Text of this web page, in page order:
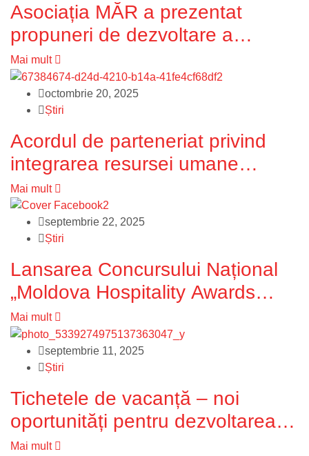
Asociația MĂR a prezentat
propuneri de dezvoltare a
industriei HoReCa în cadrul
ședinței de lucru cu noul Prim-
ministrul Alexandru Munteanu
Mai mult
octombrie 20, 2025
Știri
Acordul de parteneriat privind
integrarea resursei umane
calificate în industria HoReCa a
fost semnat între Asociația MĂR
și ANOFM
Mai mult
septembrie 22, 2025
Știri
Lansarea Concursului Național
„Moldova Hospitality Awards
2025
Mai mult
septembrie 11, 2025
Știri
Tichetele de vacanță – noi
oportunități pentru dezvoltarea
turismului rural
Mai mult